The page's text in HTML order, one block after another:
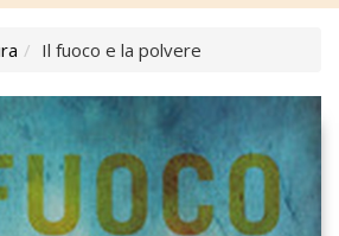
Il fuoco e la polvere